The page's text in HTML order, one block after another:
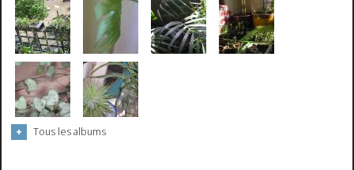
Tous les albums